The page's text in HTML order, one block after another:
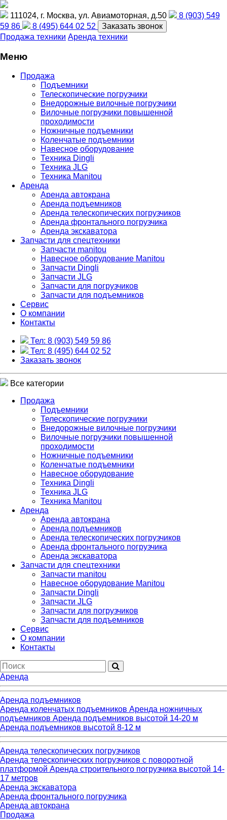
111024, г. Москва, ул. Авиамоторная, д.50
8 (903) 549
59 86
8 (495) 644 02 52
Заказать звонок
Продажа техники Аренда техники
Меню
Продажа
Подъемники
Телескопические погрузчики
Внедорожные вилочные погрузчики
Вилочные погрузчики повышенной
проходимости
Ножничные подъемники
Коленчатые подъемники
Навесное оборудование
Техника Dingli
Техника JLG
Техника Manitou
Аренда
Аренда автокрана
Аренда подъемников
Аренда телескопических погрузчиков
Аренда фронтального погрузчика
Аренда экскаватора
Запчасти для спецтехники
Запчасти manitou
Навесное оборудование Manitou
Запчасти Dingli
Запчасти JLG
Запчасти для погрузчиков
Запчасти для подъемников
Cервис
О компании
Контакты
Тел: 8 (903) 549 59 86
Тел: 8 (495) 644 02 52
Заказать звонок
Все категории
Продажа
Подъемники
Телескопические погрузчики
Внедорожные вилочные погрузчики
Вилочные погрузчики повышенной
проходимости
Ножничные подъемники
Коленчатые подъемники
Навесное оборудование
Техника Dingli
Техника JLG
Техника Manitou
Аренда
Аренда автокрана
Аренда подъемников
Аренда телескопических погрузчиков
Аренда фронтального погрузчика
Аренда экскаватора
Запчасти для спецтехники
Запчасти manitou
Навесное оборудование Manitou
Запчасти Dingli
Запчасти JLG
Запчасти для погрузчиков
Запчасти для подъемников
Cервис
О компании
Контакты
Аренда
Аренда подъемников
Аренда коленчатых подъемников Аренда ножничных
подъемников Аренда подъемников высотой 14-20 м
Аренда подъемников высотой 8-12 м
Аренда телескопических погрузчиков
Аренда телескопических погрузчиков с поворотной
платформой Аренда строительного погрузчика высотой 14-
17 метров
Аренда экскаватора
Аренда фронтального погрузчика
Аренда автокрана
Продажа